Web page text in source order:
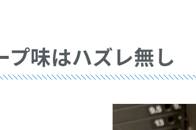
プ味はハズレ無し